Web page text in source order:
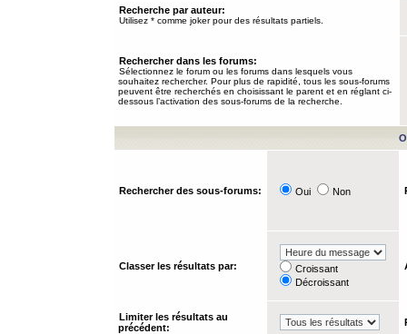
Recherche par auteur:
Utilisez * comme joker pour des résultats partiels.
Rechercher dans les forums:
Sélectionnez le forum ou les forums dans lesquels vous
souhaitez rechercher. Pour plus de rapidité, tous les sous-forums
peuvent être recherchés en choisissant le parent et en réglant ci-
dessous l’activation des sous-forums de la recherche.
Rechercher des sous-forums: Oui Non
Classer les résultats par:
Croissant
Décroissant
Limiter les résultats au
précédent: